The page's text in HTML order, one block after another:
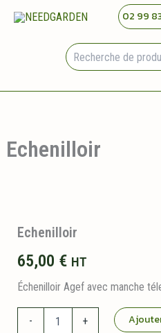
02 99
Echenilloir
Echenilloir
65,00 € HT
Échenilloir Agef avec manche
- +